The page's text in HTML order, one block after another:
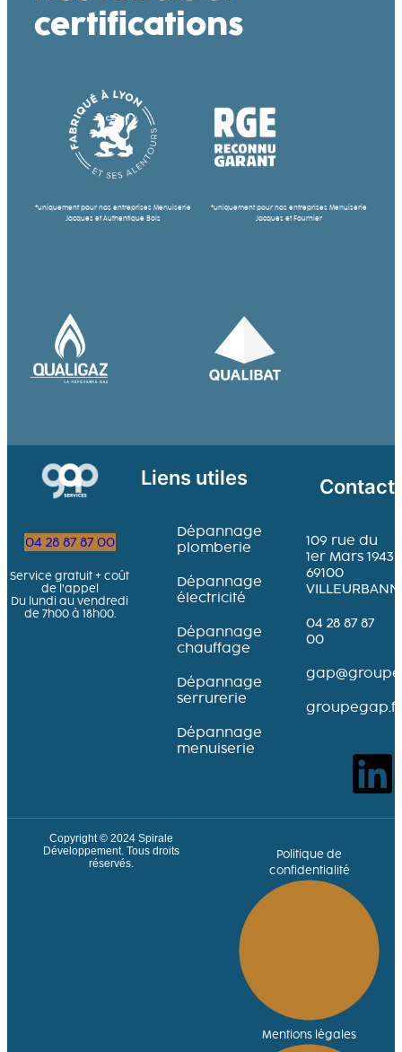
certifications
*uniquement pour nos entreprises Menuiserie
Jacques et Authentique Bois
*uniquement pour nos entreprises Menuiserie
Jacques et Fournier
Liens utiles
Dépannage
plomberie
Dépannage
électricité
Dépannage
chauffage
Dépannage
serrurerie
Dépannage
menuiserie
04 28 87 87 00
Service gratuit + coût
de l’appel
Du lundi au vendredi
de 7h00 à 18h00.
Contact
109 rue du
1er Mars 1943
69100
04 28 87 87
00
groupegap.fr
Copyright © 2024 Spirale
Développement. Tous droits
réservés.
Politique de
confidentialité
Mentions légales